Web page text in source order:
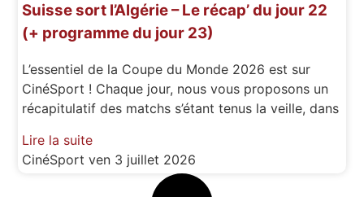
Suisse sort l’Algérie – Le récap’ du jour 22
(+ programme du jour 23)
L’essentiel de la Coupe du Monde 2026 est sur
CinéSport ! Chaque jour, nous vous proposons un
récapitulatif des matchs s’étant tenus la veille, dans
Lire la suite
CinéSportven 3 juillet 2026